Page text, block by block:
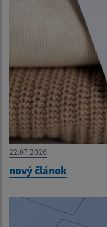
22.07.2026
nový článok